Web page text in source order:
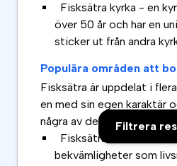
Filtrera
Fisksätra kyrka - en
över 50 år och har en
sticker ut från andra
Populära områden att
Fisksätra är uppdelat i
en med sin egen karaktär
några av de mest populära
Fisksätra centrum -
bekvämligheter som